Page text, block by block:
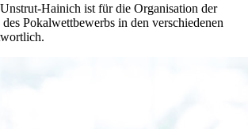
Hainich ist für die Organisation der
Pokalwettbewerbs in den verschiedenen